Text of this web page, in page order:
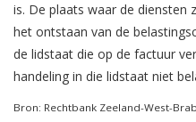
is. De plaats waar de diensten
het ontstaan van de
de lidstaat die op de factuur
handeling in die lidstaat niet
Bron: Rechtbank Zeeland-West-